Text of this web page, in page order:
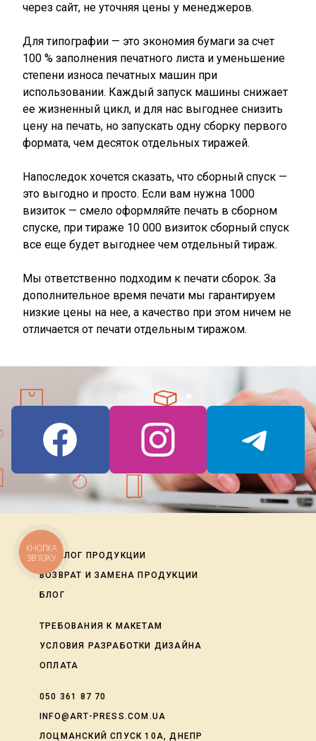
через сайт, не уточняя цены у менеджеров.
Для типографии — это экономия бумаги за счет
100 % заполнения печатного листа и уменьшение
степени износа печатных машин при
использовании. Каждый запуск машины снижает
ее жизненный цикл, и для нас выгоднее снизить
цену на печать, но запускать одну сборку первого
формата, чем десяток отдельных тиражей.
Напоследок хочется сказать, что сборный спуск —
это выгодно и просто. Если вам нужна 1000
визиток — смело оформляйте печать в сборном
спуске, при тираже 10 000 визиток сборный спуск
все еще будет выгоднее чем отдельный тираж.
Мы ответственно подходим к печати сборок. За
дополнительное время печати мы гарантируем
низкие цены на нее, а качество при этом ничем не
отличается от печати отдельным тиражом.
КАТАЛОГ ПРОДУКЦИИ
ВОЗВРАТ И ЗАМЕНА ПРОДУКЦИИ
БЛОГ
ТРЕБОВАНИЯ К МАКЕТАМ
УСЛОВИЯ РАЗРАБОТКИ ДИЗАЙНА
ОПЛАТА
050 361 87 70
INFO@ART-PRESS.COM.UA
ЛОЦМАНСКИЙ СПУСК 10А, ДНЕПР
КНОПКА
ЗВ'ЯЗКУ